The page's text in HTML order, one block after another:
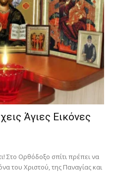
Άγιες Εικόνες
Στο Ορθόδοξο σπίτι πρέπει να
του Χριστού, της Παν­αγίας και